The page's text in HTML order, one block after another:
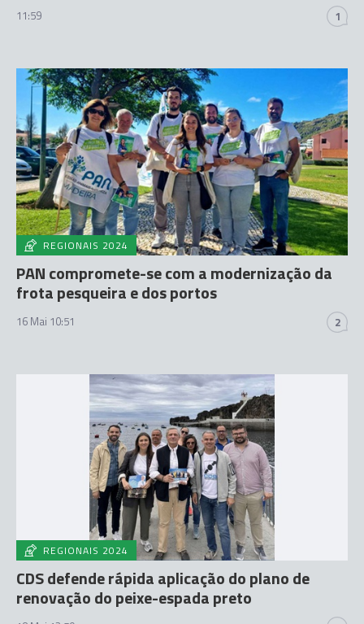
11:59 1
REGIONAIS 2024
PAN compromete-se com a modernização da
frota pesqueira e dos portos
16 Mai 10:51 2
REGIONAIS 2024
CDS defende rápida aplicação do plano de
renovação do peixe-espada preto